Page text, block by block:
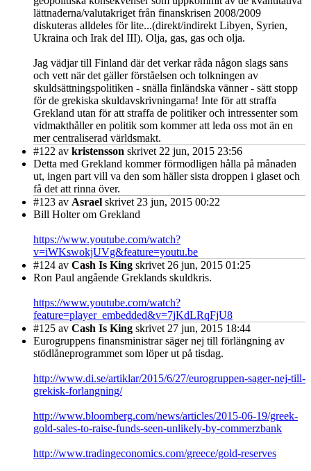
lättnaderna/valutakriget från finanskrisen 2008/2009
diskuteras alldeles för lite...(direkt/indirekt Libyen, Syrien,
Ukraina och Irak del III). Olja, gas, gas och olja.
Jag vädjar till Finland där det verkar råda någon slags sans
och vett när det gäller förståelsen och tolkningen av
skuldsättningspolitiken - snälla finländska vänner - sätt stopp
för de grekiska skuldavskrivningarna! Inte för att straffa
Grekland utan för att straffa de politiker och intressenter som
vidmakthåller en politik som kommer att leda oss mot än en
mer centraliserad världsmakt.
#122 av kristensson skrivet 22 jun, 2015 23:56
Detta med Grekland kommer förmodligen hålla på månaden
ut, ingen part vill va den som häller sista droppen i glaset och
få det att rinna över.
#123 av Asrael skrivet 23 jun, 2015 00:22
Bill Holter om Grekland
https://www.youtube.com/watch?
v=iWKswokjUVg&feature=youtu.be
#124 av Cash Is King skrivet 26 jun, 2015 01:25
Ron Paul angående Greklands skuldkris.
https://www.youtube.com/watch?
feature=player_embedded&v=7jKdLRqFjU8
#125 av Cash Is King skrivet 27 jun, 2015 18:44
Eurogruppens finansministrar säger nej till förlängning av
stödlåneprogrammet som löper ut på tisdag.
http://www.di.se/artiklar/2015/6/27/eurogruppen-sager-nej-till-
grekisk-forlangning/
http://www.bloomberg.com/news/articles/2015-06-19/greek-
gold-sales-to-raise-funds-seen-unlikely-by-commerzbank
http://www.tradingeconomics.com/greece/gold-reserves